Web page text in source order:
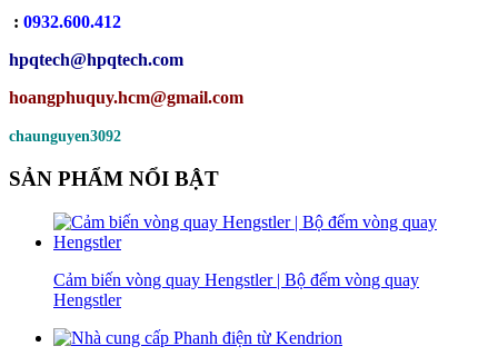
: 0932.600.412
hpqtech@hpqtech.com
hoangphuquy.hcm@gmail.com
chaunguyen3092
SẢN PHẨM NỔI BẬT
Cảm biến vòng quay Hengstler | Bộ đếm vòng quay
Hengstler